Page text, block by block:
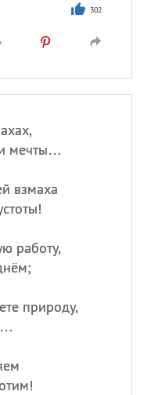
302
мечты…
взмаха
работу,
природу,